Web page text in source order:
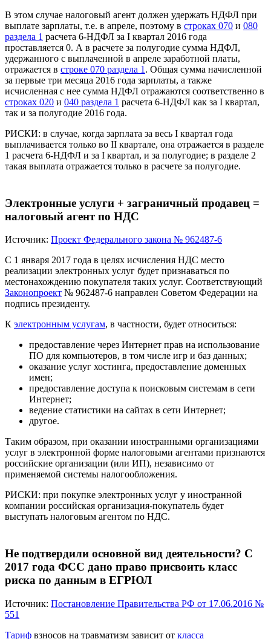
В этом случае налоговый агент должен удержать НДФЛ при
выплате зарплаты, т.е. в апреле, поэтому в строках 070 и 080
раздела 1 расчета 6-НДФЛ за I квартал 2016 года
проставляется 0. А в расчете за полугодие сумма НДФЛ,
удержанного с выплаченной в апреле заработной платы,
отражается в строке 070 раздела 1 . Общая сумма начисленной
за первые три месяца 2016 года зарплаты, а также
исчисленная с нее сумма НДФЛ отражаются соответственно в
строках 020 и 040 раздела 1 расчета 6-НДФЛ как за I квартал,
так и за полугодие 2016 года.
РИСКИ: в случае, когда зарплата за весь I квартал года
выплачивается только во II квартале, она отражается в разделе
1 расчета 6-НДФЛ и за I квартал, и за полугодие; в разделе 2
такая выплата отражается только в расчете за полугодие.
Электронные услуги + заграничный продавец =
налоговый агент по НДС
Источник: Проект Федерального закона № 962487-6
С 1 января 2017 года в целях исчисления НДС место
реализации электронных услуг будет признаваться по
местонахождению покупателя таких услуг. Соответствующий
Законопроект № 962487-6 направлен Советом Федерации на
подпись президенту.
К электронным услугам, в частности, будет относиться:
предоставление через Интернет прав на использование
ПО для компьютеров, в том числе игр и баз данных;
оказание услуг хостинга, предоставление доменных
имен;
предоставление доступа к поисковым системам в сети
Интернет;
ведение статистики на сайтах в сети Интернет;
другое.
Таким образом, при оказании иностранными организациями
услуг в электронной форме налоговыми агентами признаются
российские организации (или ИП), независимо от
применяемой системы налогообложения.
РИСКИ: при покупке электронных услуг у иностранной
компании российская организация-покупатель будет
выступать налоговым агентом по НДС.
Не подтвердили основной вид деятельности? С
2017 года ФСС дано право присвоить класс
риска по данным в ЕГРЮЛ
Источник: Постановление Правительства РФ от 17.06.2016 №
551
Тариф взносов на травматизм зависит от класса